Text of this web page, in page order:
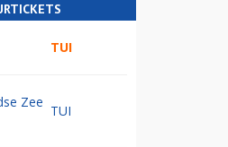
TUI
Zee
TUI